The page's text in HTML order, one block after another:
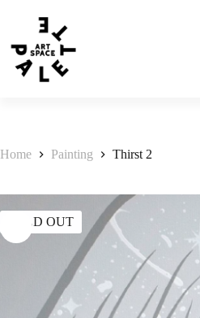
Home Painting Thirst 2
SOLD OUT